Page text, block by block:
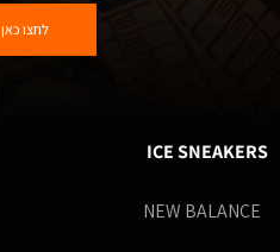
לחצו כאן
ICE SNEAKERS
NEW BALANCE